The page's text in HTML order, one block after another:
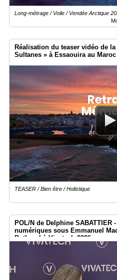
Long-métrage / Voile / Vendée Arctique
Réalisation du teaser vidéo de
Sultanes » à Essaouira au Maroc
TEASER / Bien être / Holistique
POL/N de Delphine SABATTIER
numériques sous Emmanuel
Bothorel à Vivatech 2026